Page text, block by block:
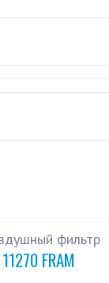
фильтр
FRAM